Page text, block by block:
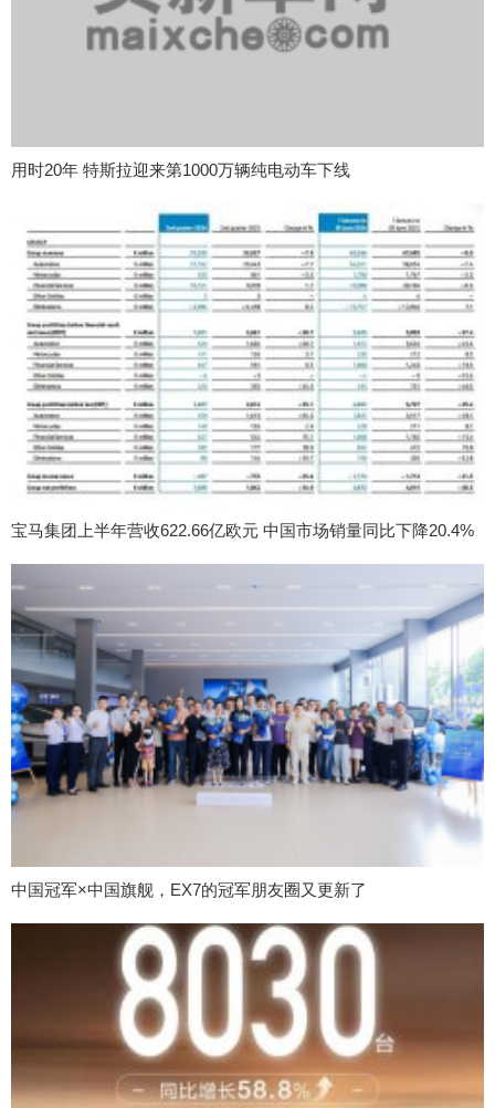
用时20年 特斯拉迎来第1000万辆纯电动车下线
宝马集团上半年营收622.66亿欧元 中国市场销量同比下降20.4%
中国冠军×中国旗舰，EX7的冠军朋友圈又更新了